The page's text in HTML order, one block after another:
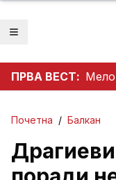
Отвори мени
ПРВА ВЕСТ:
Почетна / Балкан